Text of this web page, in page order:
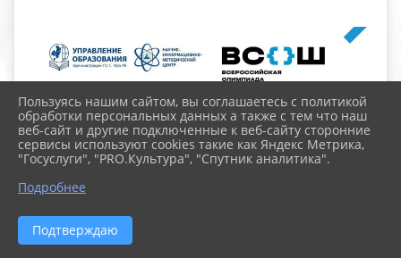
Пользуясь нашим сайтом, вы соглашаетесь с политикой
обработки персональных данных а также с тем что наш
веб-сайт и другие подключенные к веб-сайту сторонние
сервисы используют cookies такие как Яндекс Метрика,
"Госуслуги", "PRO.Культура", "Спутник аналитика".
Подробнее
Подтверждаю